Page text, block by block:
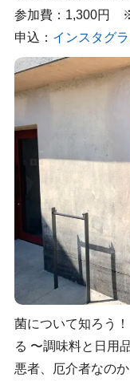
参加費：1,300円
申込： インスタグ
菌について知ろう
る 〜調味料と日用
悪者、厄介者なの